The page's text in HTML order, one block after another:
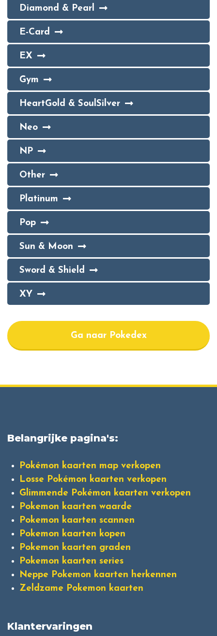
Diamond & Pearl
E-Card
EX
Gym
HeartGold & SoulSilver
Neo
NP
Other
Platinum
Pop
Sun & Moon
Sword & Shield
XY
Ga naar Pokedex
Belangrijke pagina's:
Pokémon kaarten map verkopen
Losse Pokémon kaarten verkopen
Glimmende Pokémon kaarten verkopen
Pokemon kaarten waarde
Pokemon kaarten scannen
Pokemon kaarten kopen
Pokemon kaarten graden
Pokemon kaarten series
Neppe Pokemon kaarten herkennen
Zeldzame Pokemon kaarten
Klantervaringen